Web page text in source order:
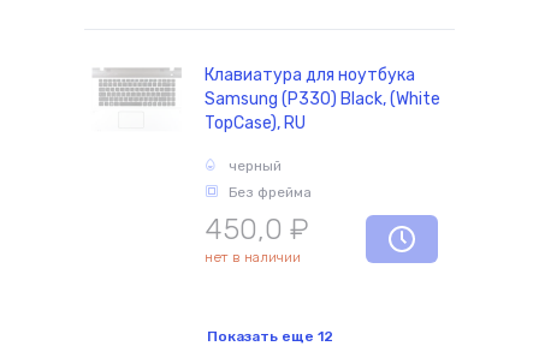
Клавиатура для ноутбука
Samsung (P330) Black, (White
TopCase), RU
черный
Без фрейма
450,0 ₽
нет в наличии
Показать еще 12